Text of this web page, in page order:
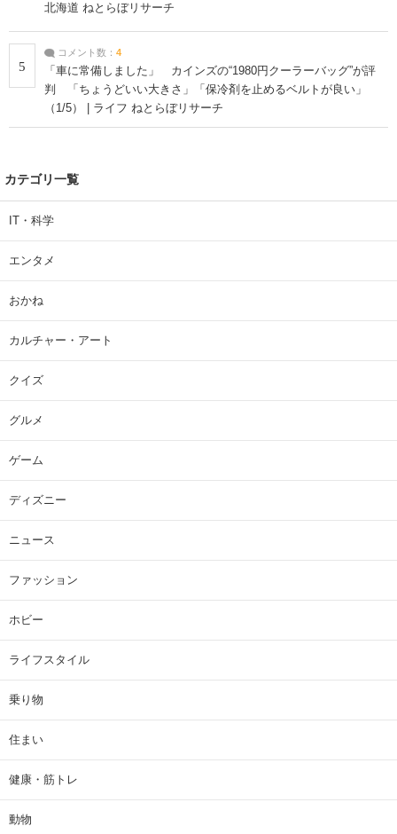
北海道 ねとらぼリサーチ
5
コメント数： 4
「車に常備しました」 カインズの“1980円クーラーバッグ”が評
判 「ちょうどいい大きさ」「保冷剤を止めるベルトが良い」
（1/5） | ライフ ねとらぼリサーチ
カテゴリ一覧
IT・科学
エンタメ
おかね
カルチャー・アート
クイズ
グルメ
ゲーム
ディズニー
ニュース
ファッション
ホビー
ライフスタイル
乗り物
住まい
健康・筋トレ
動物